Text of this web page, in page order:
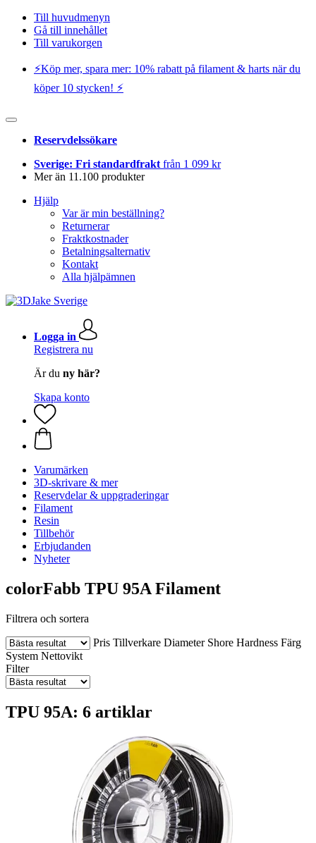
Till huvudmenyn
Gå till innehållet
Till varukorgen
⚡️Köp mer, spara mer: 10% rabatt på filament & harts när du
köper 10 stycken! ⚡️
Reservdelssökare
Sverige: Fri standardfrakt från 1 099 kr
Mer än 11.100 produkter
Hjälp
Var är min beställning?
Returnerar
Fraktkostnader
Betalningsalternativ
Kontakt
Alla hjälpämnen
Logga in
Registrera nu
Är du ny här?
Skapa konto
Varumärken
3D-skrivare & mer
Reservdelar & uppgraderingar
Filament
Resin
Tillbehör
Erbjudanden
Nyheter
colorFabb TPU 95A Filament
Filtrera och sortera
Pris Tillverkare Diameter Shore Hardness Färg
System Nettovikt
Filter
TPU 95A: 6 artiklar